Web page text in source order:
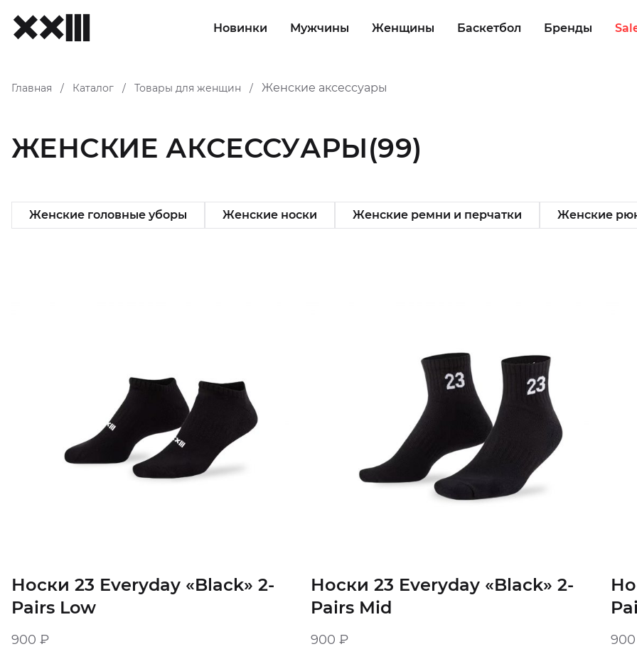
Новинки Мужчины Женщины Баскетбол Бренды
Главная / Каталог / Товары для женщин / Женские аксессуары
ЖЕНСКИЕ АКСЕССУАРЫ(99)
Женские головные уборы Женские носки Женские ремни и перчатки Женские
Носки 23 Everyday «Black» 2-
Pairs Low
900 ₽
Носки 23 Everyday «Black» 2-
Pairs Mid
900₽